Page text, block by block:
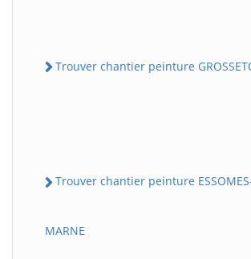
Trouver chantier peinture
Trouver chantier peinture
MARNE